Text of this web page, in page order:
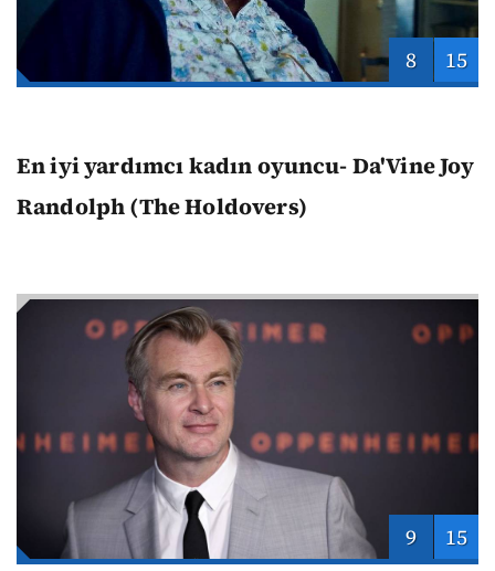
8 15
En iyi yardımcı kadın oyuncu- Da'Vine Joy
Randolph (The Holdovers)
9 15